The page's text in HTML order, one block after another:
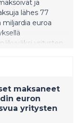
ja
lähes 77
miljardia euroa
yritysten
maksaneet
euron
yritysten